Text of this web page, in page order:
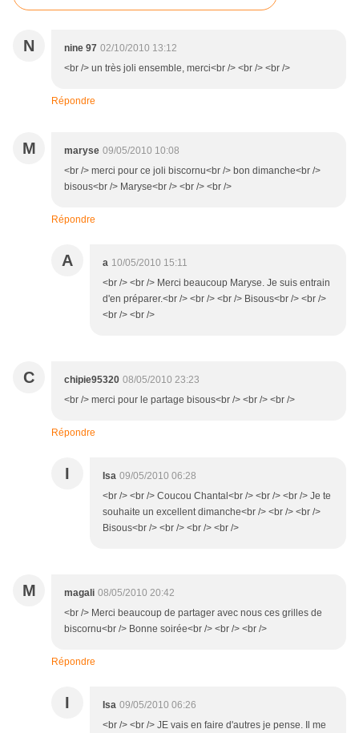
N nine 97 02/10/2010 13:12
<br /> un très joli ensemble, merci<br /> <br /> <br />
Répondre
M maryse 09/05/2010 10:08
<br /> merci pour ce joli biscornu<br /> bon dimanche<br />
bisous<br /> Maryse<br /> <br /> <br />
Répondre
A a 10/05/2010 15:11
<br /> <br /> Merci beaucoup Maryse. Je suis entrain
d'en préparer.<br /> <br /> <br /> Bisous<br /> <br />
<br /> <br />
C chipie95320 08/05/2010 23:23
<br /> merci pour le partage bisous<br /> <br /> <br />
Répondre
I Isa 09/05/2010 06:28
<br /> <br /> Coucou Chantal<br /> <br /> <br /> Je te
souhaite un excellent dimanche<br /> <br /> <br />
Bisous<br /> <br /> <br /> <br />
M magali 08/05/2010 20:42
<br /> Merci beaucoup de partager avec nous ces grilles de
biscornu<br /> Bonne soirée<br /> <br /> <br />
Répondre
I Isa 09/05/2010 06:26
<br /> <br /> JE vais en faire d'autres je pense. Il me